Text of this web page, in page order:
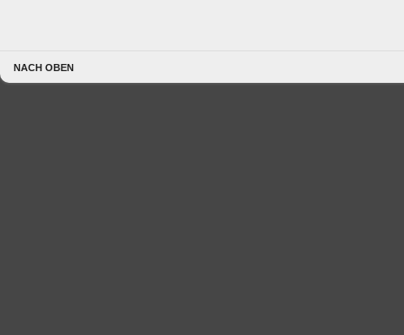
NACH OBEN